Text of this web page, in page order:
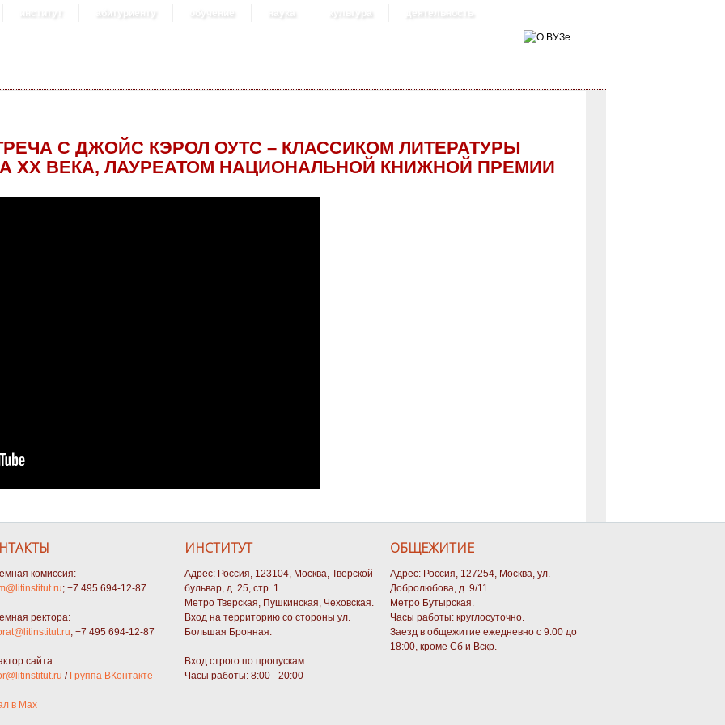
институт абитуриенту обучение наука культура деятельность
С ДЖОЙС КЭРОЛ ОУТС – КЛАССИКОМ ЛИТЕРАТУРЫ
ХХ ВЕКА, ЛАУРЕАТОМ НАЦИОНАЛЬНОЙ КНИЖНОЙ ПРЕМИИ
комиссия:
; +7 495 694-12-87
ректора:
; +7 495 694-12-87
сайта:
/ Группа ВКонтакте
в Max
ИНСТИТУТ
Адрес: Россия, 123104, Москва, Тверской
бульвар, д. 25, стр. 1
Метро Тверская, Пушкинская, Чеховская.
Вход на территорию со стороны ул.
Большая Бронная.
Вход строго по пропускам.
Часы работы: 8:00 - 20:00
ОБЩЕЖИТИЕ
Адрес: Россия, 127254, Москва, ул.
Добролюбова, д. 9/11.
Метро Бутырская.
Часы работы: круглосуточно.
Заезд в общежитие ежедневно с 9:00 до
18:00, кроме Сб и Вскр.